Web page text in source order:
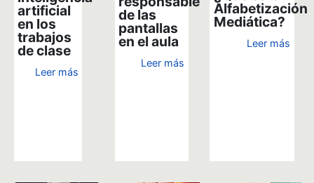
artificial
en los
trabajos
de clase
Leer más
de las
pantallas
en el aula
Leer más
Alfabetización
Mediática?
Leer más